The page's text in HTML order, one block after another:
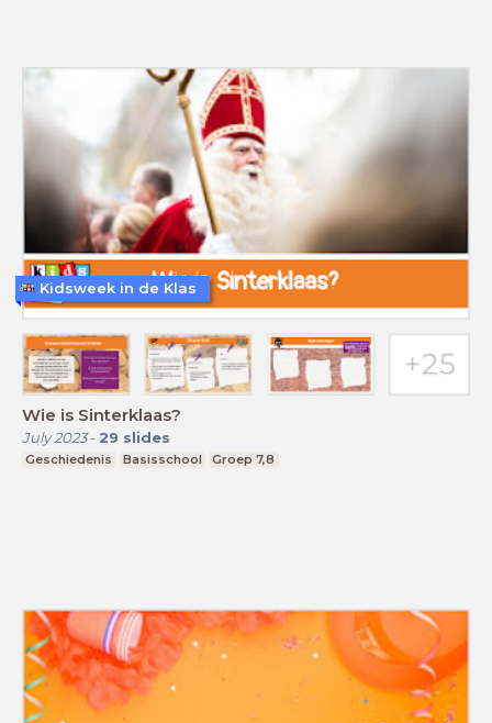
Wie is Sinterklaas?
July 2023- 29 slides
Geschiedenis Basisschool Groep 7,8
Kidsweek in de Klas